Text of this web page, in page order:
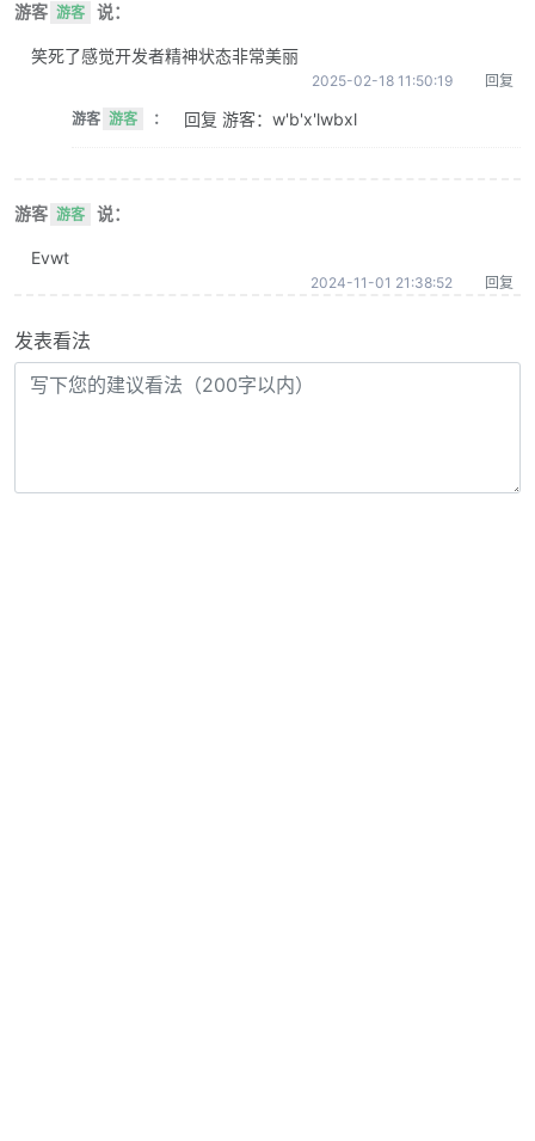
游客 游客 说：
笑死了感觉开发者精神状态非常美丽
2025-02-18 11:50:19 回复
游客 游客 ： 回复 游客：w'b'x'lwbxl
游客 游客 说：
Evwt
2024-11-01 21:38:52 回复
发表看法